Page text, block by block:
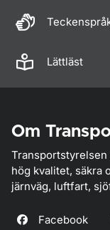
Lättläst
Om
hög kvalitet, säkra
järnväg, luftfart,
Facebook